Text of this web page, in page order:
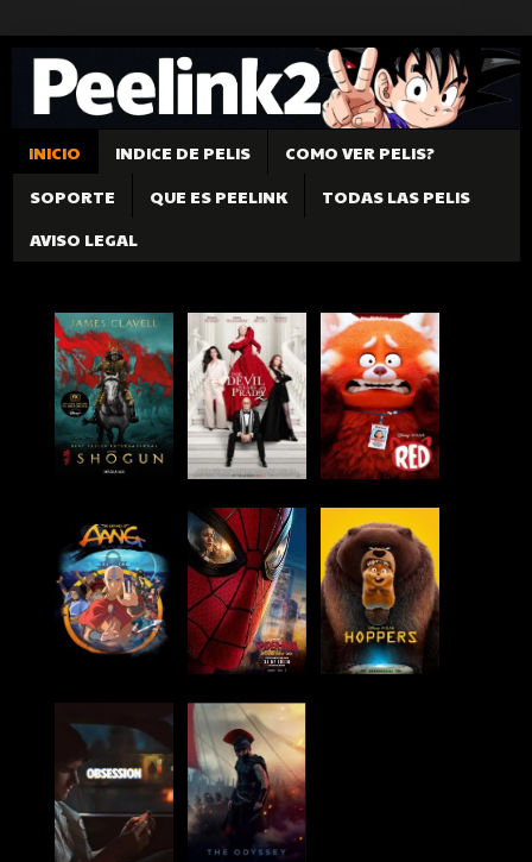
INICIO INDICE DE PELIS
COMO VER PELIS?
SOPORTE
QUE ES PEELINK
TODAS LAS PELIS
AVISO LEGAL